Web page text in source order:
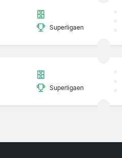
Superligaen
Superligaen